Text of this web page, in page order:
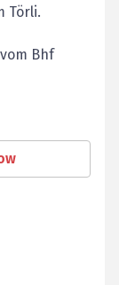
Törli.
Bhf